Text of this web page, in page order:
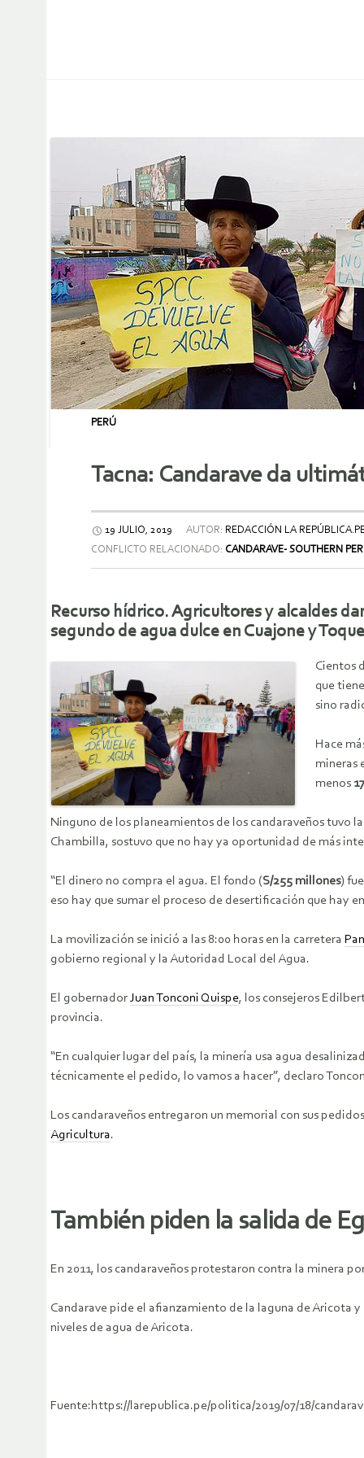
PERÚ
Tacna: Candarave da
19 JULIO, 2019 AUTOR: REDACCIÓN LA
CONFLICTO RELACIONADO: CANDARAVE- SOUTHERN
Recurso hídrico. Agricultores y alcaldes
segundo de agua dulce en Cuajone y
Cientos
que tiene
sino
Hace
mineras
menos
Ninguno de los planeamientos de los candaraveños tuvo
Chambilla, sostuvo que no hay ya oportunidad de más
“El dinero no compra el agua. El fondo (S/255 millones)
eso hay que sumar el proceso de desertificación que hay
La movilización se inició a las 8:00 horas en la carretera
gobierno regional y la Autoridad Local del Agua.
El gobernadorJuan Tonconi Quispe, los consejeros
provincia.
“En cualquier lugar del país, la minería usa agua
técnicamente el pedido, lo vamos a hacer”, declaro
Los candaraveños entregaron un memorial con sus
Agricultura.
También piden la salida de
En 2011, los candaraveños protestaron contra la minera
Candarave pide el afianzamiento de la laguna de Aricota
niveles de agua de Aricota.
Fuente:https://larepublica.pe/politica/2019/07/18/